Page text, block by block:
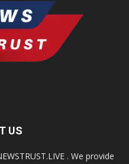
US
. We provide